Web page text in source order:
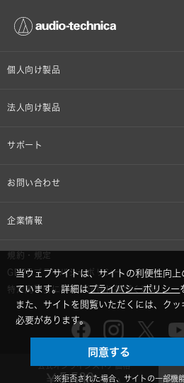
公式オンラインストア価格
個人向け製品
オンラインストア限定
車載製品
部品/付属品
法人向け製品
設備音響機器
半導体レーザー応用製品
サポート
個人向け製品サポート
お問い合わせ
その他、メディア 取材関連等のお問い合わせ
企業情報
株式会社オーディオテクニカ
採用情報
GLOBAL-オーディオテクニカ
audio-technica MIMIO
規約・規定
GDPRプライバシーポリシー
特定商取引に関する法律に基づく表示
© 2026 Audio-Technica Corporation.
当ウェブサイトは、サイトの利便性向
ています。詳細はプライバシーポリシー
また、サイトを閲覧いただくには、ク
必要があります。
同意する
※拒否された場合、サイトの一部機